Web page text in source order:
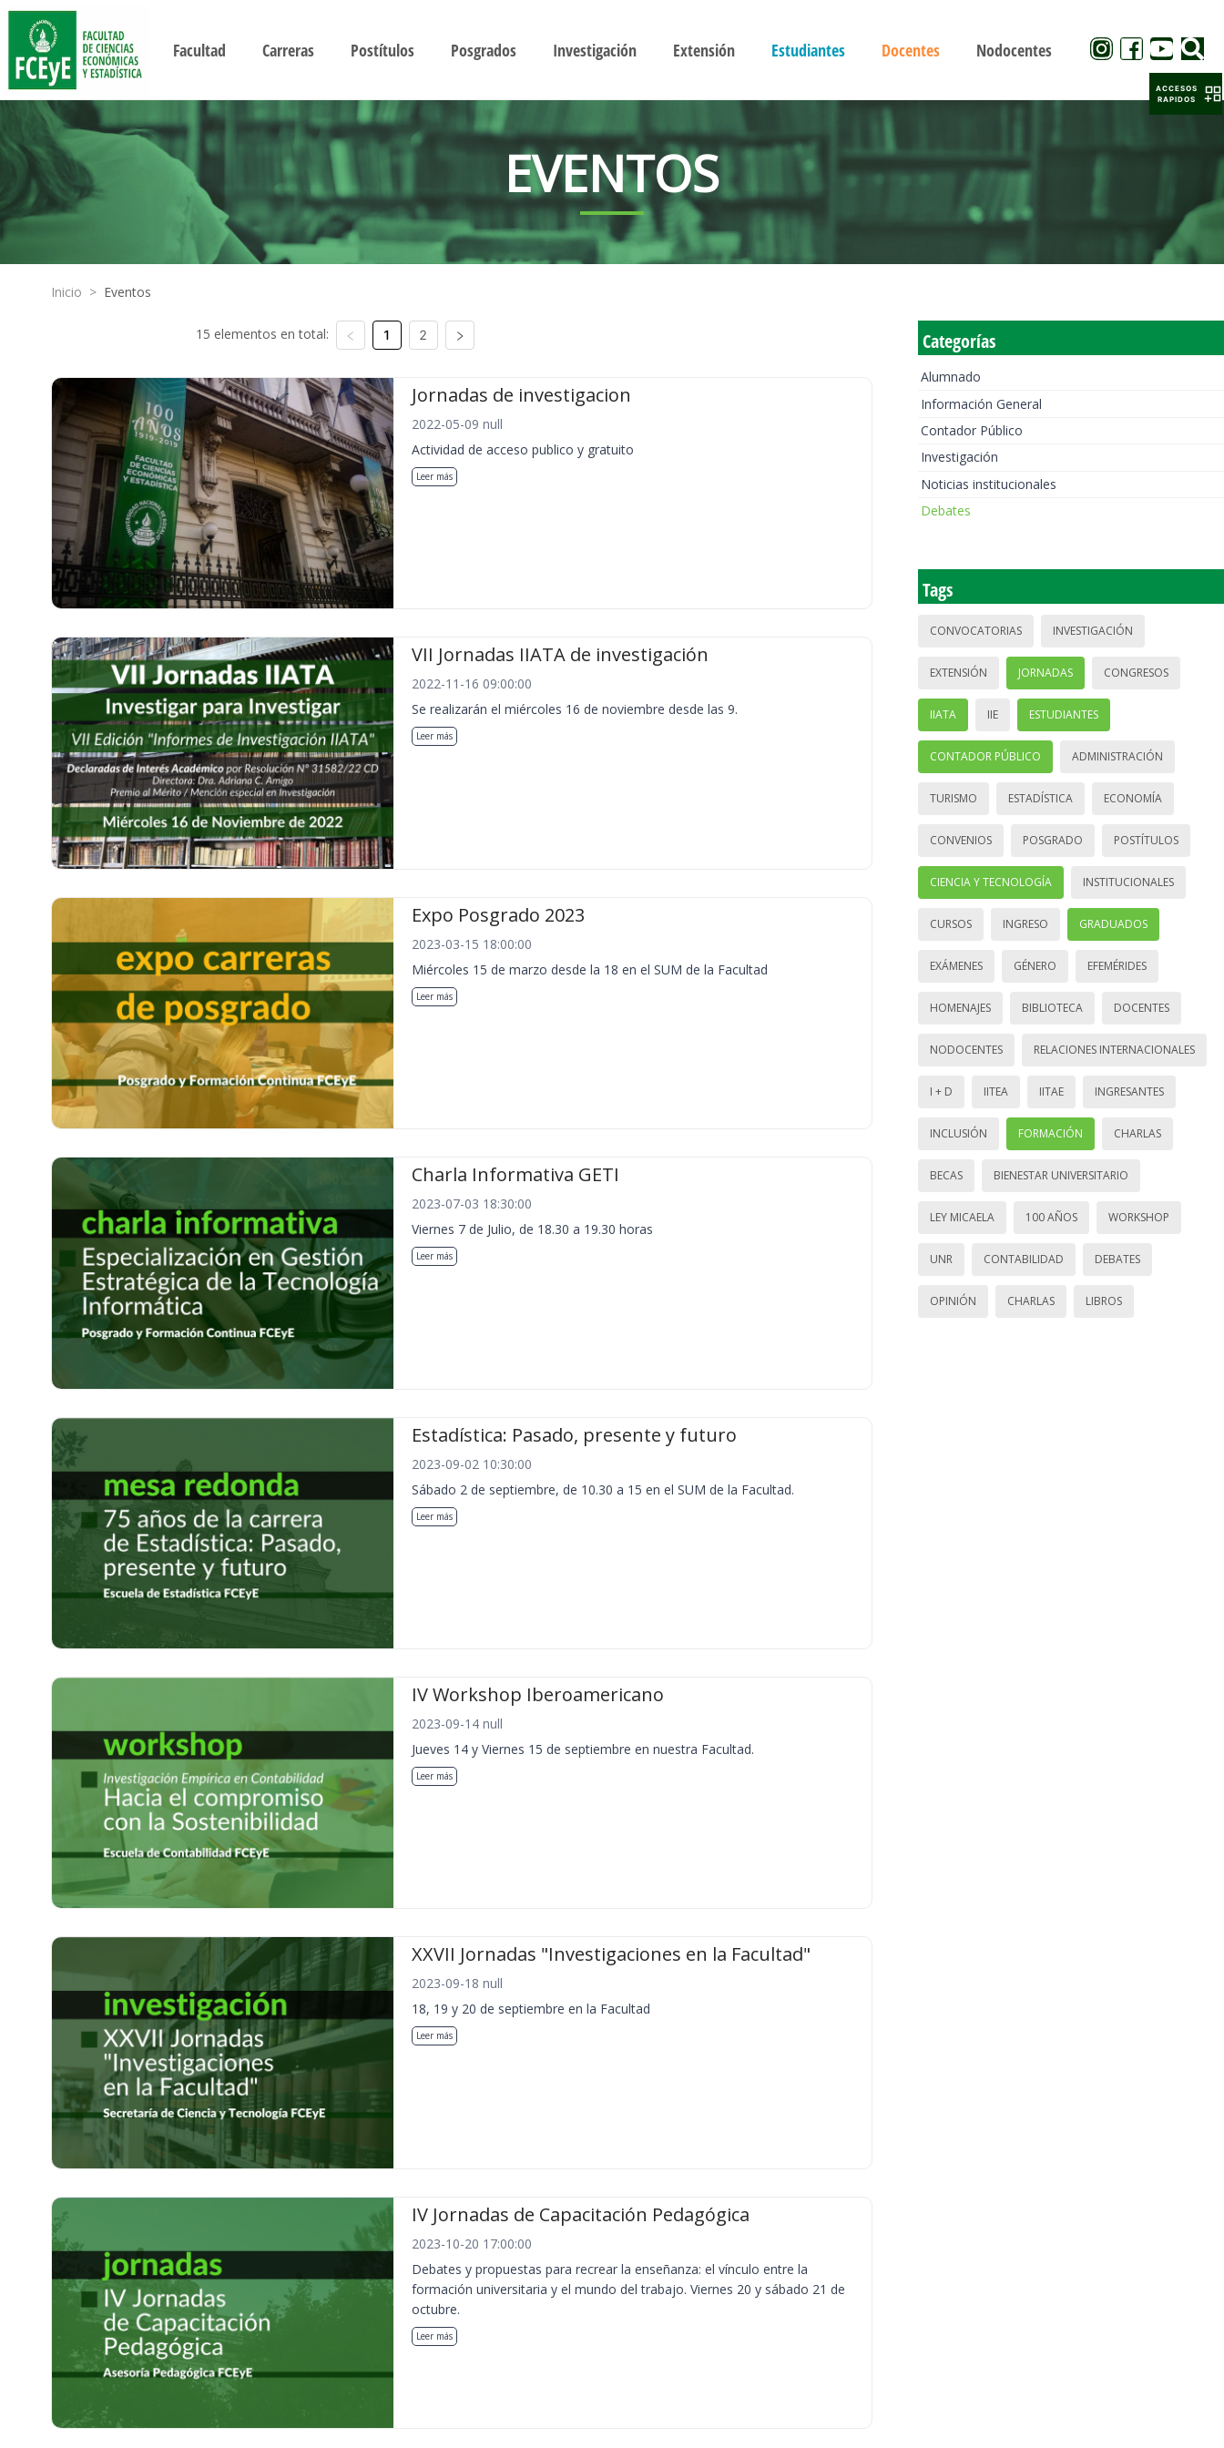
Facultad Carreras Postítulos Posgrados Investigación Extensión Estudiantes Docentes Nodocentes
EVENTOS
Inicio > Eventos
15 elementos en total: 1 2
Jornadas de investigacion
2022-05-09 null
Actividad de acceso publico y gratuito
Leer más
VII Jornadas IIATA de investigación
2022-11-16 09:00:00
Se realizarán el miércoles 16 de noviembre desde las 9.
Leer más
Expo Posgrado 2023
2023-03-15 18:00:00
Miércoles 15 de marzo desde la 18 en el SUM de la Facultad
Leer más
Charla Informativa GETI
2023-07-03 18:30:00
Viernes 7 de Julio, de 18.30 a 19.30 horas
Leer más
Estadística: Pasado, presente y futuro
2023-09-02 10:30:00
Sábado 2 de septiembre, de 10.30 a 15 en el SUM de la Facultad.
Leer más
IV Workshop Iberoamericano
2023-09-14 null
Jueves 14 y Viernes 15 de septiembre en nuestra Facultad.
Leer más
XXVII Jornadas "Investigaciones en la Facultad"
2023-09-18 null
18, 19 y 20 de septiembre en la Facultad
Leer más
IV Jornadas de Capacitación Pedagógica
2023-10-20 17:00:00
Debates y propuestas para recrear la enseñanza: el vínculo entre la
formación universitaria y el mundo del trabajo. Viernes 20 y sábado 21 de
octubre.
Leer más
Categorías
Alumnado
Información General
Contador Público
Investigación
Noticias institucionales
Debates
Tags
CONVOCATORIAS INVESTIGACIÓN
EXTENSIÓN JORNADAS CONGRESOS
IIATA IIE ESTUDIANTES
CONTADOR PÚBLICO ADMINISTRACIÓN
TURISMO ESTADÍSTICA ECONOMÍA
CONVENIOS POSGRADO POSTÍTULOS
CIENCIA Y TECNOLOGÍA INSTITUCIONALES
CURSOS INGRESO GRADUADOS
EXÁMENES GÉNERO EFEMÉRIDES
HOMENAJES BIBLIOTECA DOCENTES
NODOCENTES RELACIONES INTERNACIONALES
I + D IITEA IITAE INGRESANTES
INCLUSIÓN FORMACIÓN CHARLAS
BECAS BIENESTAR UNIVERSITARIO
LEY MICAELA 100 AÑOS WORKSHOP
UNR CONTABILIDAD DEBATES
OPINIÓN CHARLAS LIBROS
ACCESOS
RAPIDOS